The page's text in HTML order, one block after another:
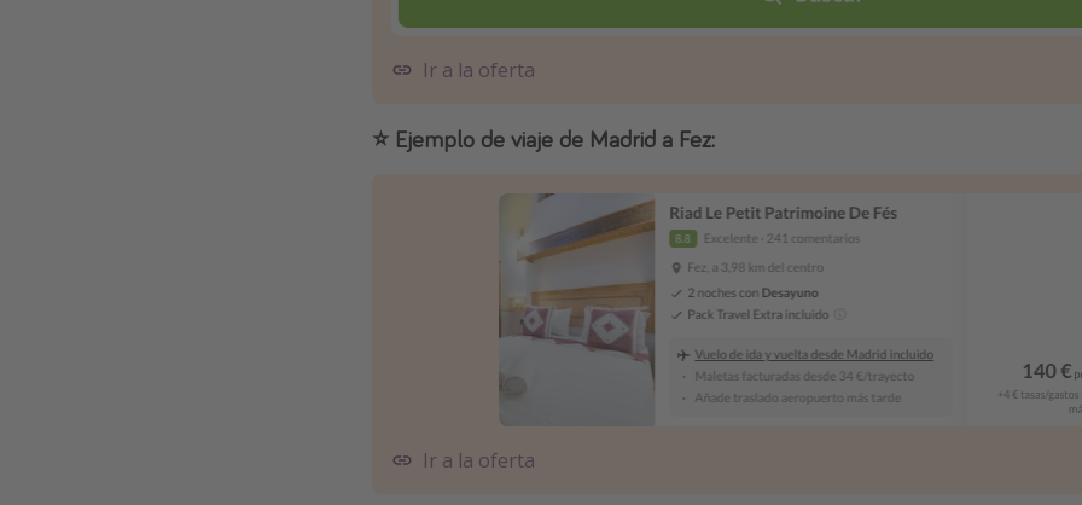
Ir a la oferta
⭐️ Ejemplo de viaje de Madrid a Fez:
Ir a la oferta